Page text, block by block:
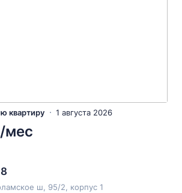
квартиру 1 августа 2026
мес
ш, 95/2, корпус 1